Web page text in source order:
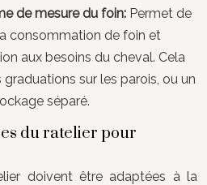
de mesure du foin: Permet de
consommation de foin et
aux besoins du cheval. Cela
sur les parois, ou un
séparé.
du ratelier pour
doivent être adaptées à la